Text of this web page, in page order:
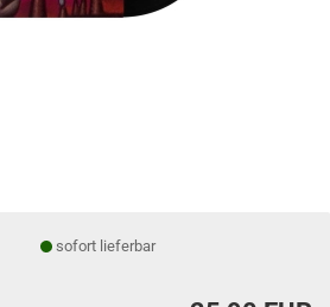
sofort lieferbar